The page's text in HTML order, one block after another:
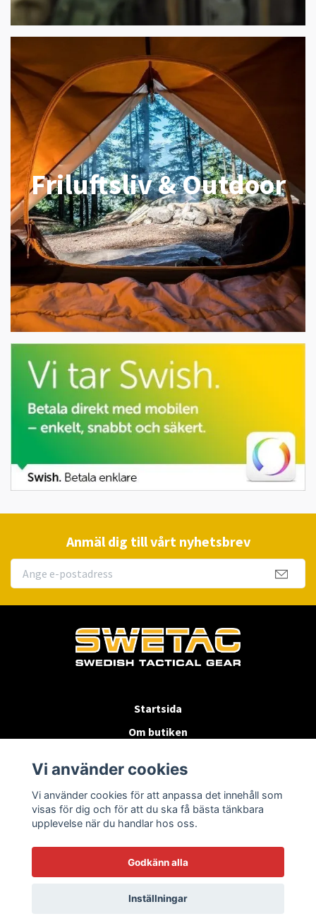
Friluftsliv & Outdoor
Anmäl dig till vårt nyhetsbrev
Startsida
Om butiken
Byten & Returer
Kontakta oss
Vi använder cookies
Vi använder cookies för att anpassa det innehåll som
visas för dig och för att du ska få bästa tänkbara
upplevelse när du handlar hos oss.
Godkänn alla
Inställningar